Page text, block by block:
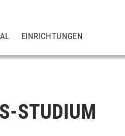
EINRICHTUNGEN
STUDIUM